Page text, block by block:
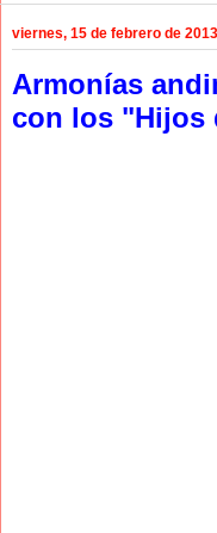
viernes, 15 de febrero de 2013
Armonías
con los "Hijos